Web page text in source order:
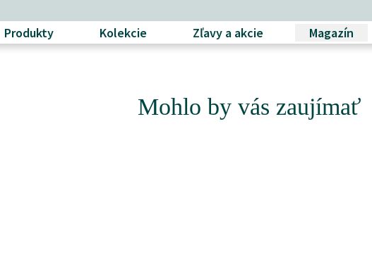
Produkty Kolekcie Zľavy a akcie Magazín
Mohlo by vás zaujímať